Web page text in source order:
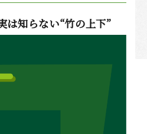
は知らない“竹の上下”